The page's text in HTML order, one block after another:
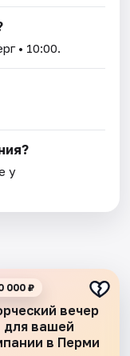
• 10:00.
у
вечер
для вашей
в Перми
000 ₽